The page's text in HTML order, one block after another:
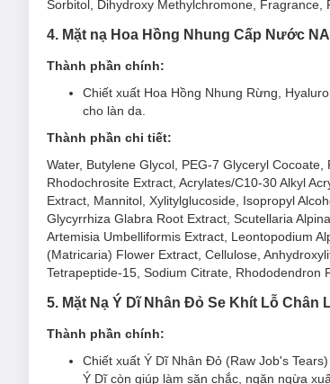
3. Mặt Nạ Hoa Thủy Tiên - Tế Bào
Mặt nạ tế bào gốc thực vật DNA phục hồi da
kết hợp giữa công thức bảo vệ và cấp nước hiệu
sức sống cho làn da.
Sorbitol, Dihydroxy Methylchromone, Fragrance,
4. Mặt nạ Hoa Hồng Nhung Cấp Nước
Thành phần chính:
Chiết xuất Hoa Hồng Nhung Rừng,
cho làn da.
Thành phần chi tiết:
Water, Butylene Glycol, PEG-7 Glyceryl
Rhodochrosite Extract, Acrylates/C10-30 Alkyl
Extract, Mannitol, Xylitylglucoside, Isopropyl
Glycyrrhiza Glabra Root Extract, Scutellaria
Artemisia Umbelliformis Extract, Leontopodium
(Matricaria) Flower Extract, Cellulose,
Tetrapeptide-15, Sodium Citrate, Rhododendron
5. Mặt Nạ Ý Dĩ Nhân Đỏ Se Khít Lỗ
Thành phần chính:
Chiết xuất Ý Dĩ Nhân Đỏ (Raw Job's
Ý Dĩ còn giúp làm săn chắc, ngăn ngừa